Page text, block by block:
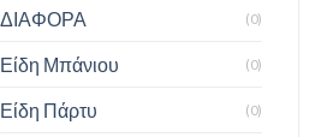
ΔΙΑΦΟΡΑ (0)
Είδη Μπάνιου (0)
Είδη Πάρτυ (0)